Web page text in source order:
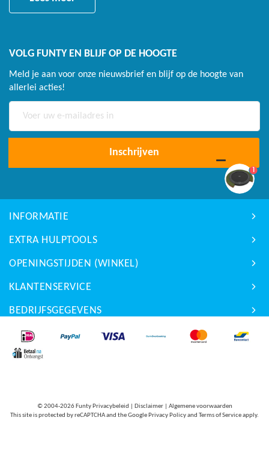
VOLG FUNTY EN BLIJF OP DE HOOGTE
Meld je aan voor onze nieuwsbrief en blijf op de hoogte van
allerlei acties!
op
Inschrijven
INFORMATIE
EXTRA HULPTOOLS
OPENINGSTIJDEN (WINKEL)
KLANTENSERVICE
BEDRIJFSGEGEVENS
© 2004-2026 Funty Privacybeleid Disclaimer| Algemene voorwaarden
This site is protected by reCAPTCHA and the Google Privacy Policyand Terms of Serviceapply.
1